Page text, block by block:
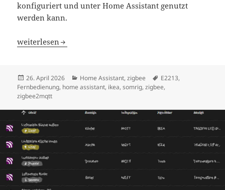
konfiguriert und unter Home Assistant genutzt
werden kann.
Home Assistant IKEA SOMRIG Shortcut Button E2213
weiterlesen
Veröffentlicht
am
26. April 2026 Kategorien
Home Assistant,zigbee Schlagwörter
E2213,
Fernbedienung, home assistant, ikea,somrig,zigbee,
zigbee2mqtt